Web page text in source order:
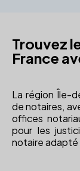
Trouvez
France
La région Île-
de notaires,
offices
pour les
notaire adapté